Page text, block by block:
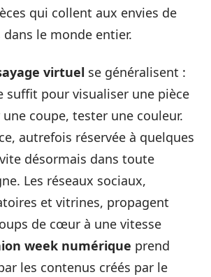
qui collent aux envies de
le monde entier.
virtuel se généralisent :
suffit pour visualiser une pièce
coupe, tester une couleur.
autrefois réservée à quelques
désormais dans toute
Les réseaux sociaux,
et vitrines, propagent
de cœur à une vitesse
week numérique prend
les contenus créés par le